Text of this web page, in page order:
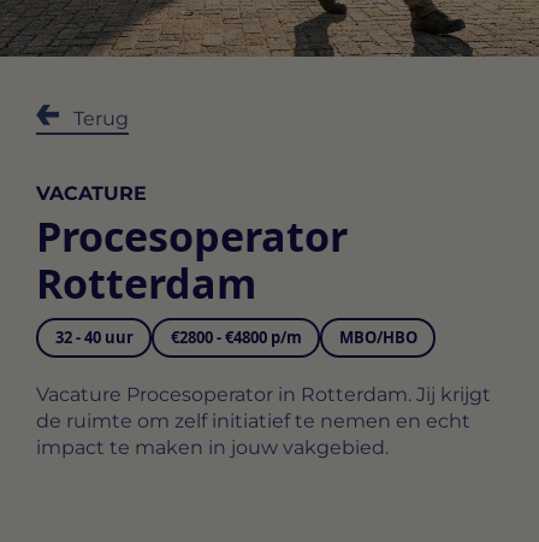
Terug
VACATURE
Procesoperator
Rotterdam
32 - 40 uur €2800 - €4800 p/m MBO/HBO
Vacature Procesoperator in Rotterdam. Jij krijgt
de ruimte om zelf initiatief te nemen en echt
impact te maken in jouw vakgebied.